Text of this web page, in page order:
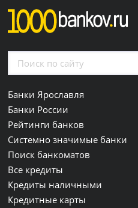
Банки Ярославля
Банки России
Рейтинги банков
Системно значимые банки
Поиск банкоматов
Все кредиты
Кредиты наличными
Кредитные карты